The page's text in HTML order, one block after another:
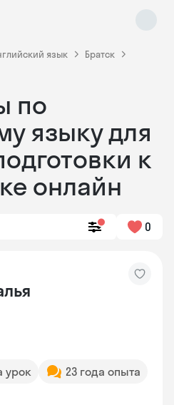
язык
Братск
по
языку для
к
онлайн
0
урок
23 года опыта